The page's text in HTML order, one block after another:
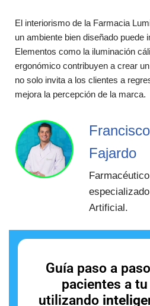
El interiorismo de la Farmacia
un ambiente bien diseñado puede
Elementos como la iluminación
ergonómico contribuyen a crear
no solo invita a los clientes a
mejora la percepción de la marca.
Fajardo
Artificial.
Guía paso a
pacientes a
utilizando